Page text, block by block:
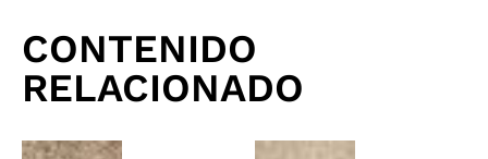
CONTENIDO
RELACIONADO